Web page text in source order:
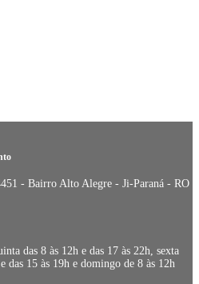
- Bairro Alto Alegre - Ji-Paraná - RO
das 8 às 12h e das 17 às 22h, sexta
das 15 às 19h e domingo de 8 às 12h